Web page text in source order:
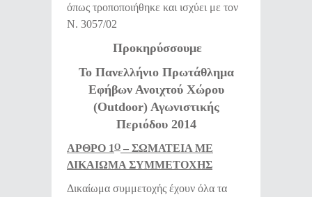
όπως τροποποιήθηκε και ισχύει με τον
Ν. 3057/02
Προκηρύσσουμε
Το Πανελλήνιο Πρωτάθλημα
Εφήβων Ανοιχτού Χώρου
(Outdoor) Αγωνιστικής
Περιόδου 2014
ΑΡΘΡΟ 1Ο – ΣΩΜΑΤΕΙΑ ΜΕ
ΔΙΚΑΙΩΜΑ ΣΥΜΜΕΤΟΧΗΣ
Δικαίωμα συμμετοχής έχουν όλα τα